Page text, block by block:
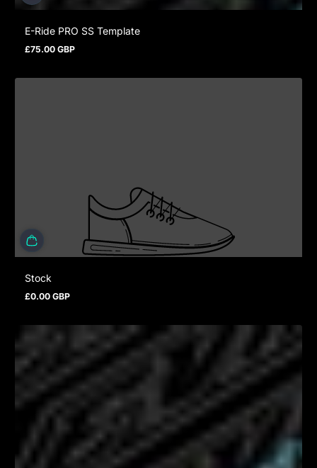
E-Ride PRO SS Template
Prix normal
£75.00 GBP
Stock
Prix normal
£0.00 GBP